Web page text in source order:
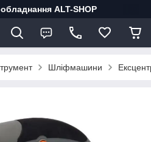
ALT-SHOP
Шліфмашини